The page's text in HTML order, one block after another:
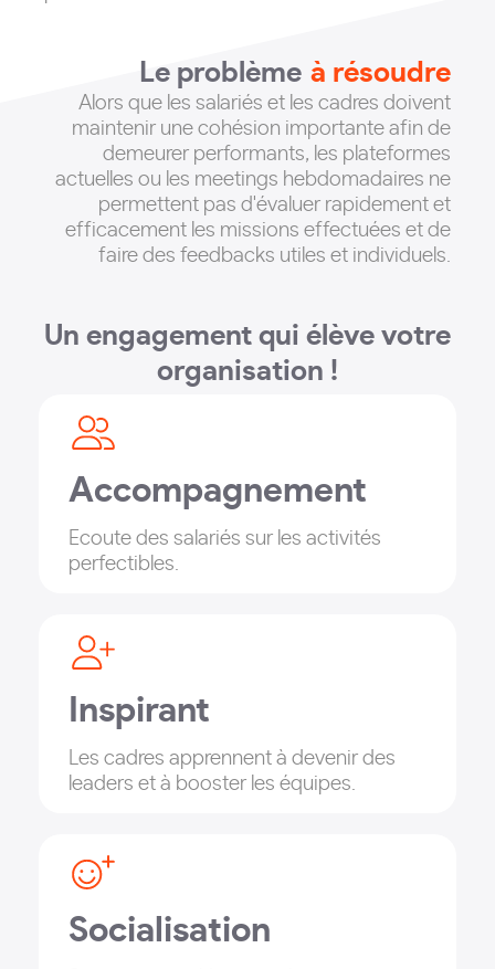
Le problème à résoudre
Alors que les salariés et les cadres doivent
maintenir une cohésion importante afin de
demeurer performants, les plateformes
actuelles ou les meetings hebdomadaires ne
permettent pas d'évaluer rapidement et
efficacement les missions effectuées et de
faire des feedbacks utiles et individuels.
Un engagement qui élève votre
organisation !
Accompagnement
Ecoute des salariés sur les activités
perfectibles.
Inspirant
Les cadres apprennent à devenir des
leaders et à booster les équipes.
Socialisation